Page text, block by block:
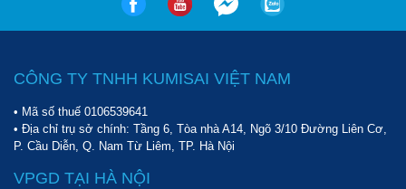
CÔNG TY TNHH KUMISAI VIỆT NAM
• Mã số thuế 0106539641
• Địa chỉ trụ sở chính: Tầng 6, Tòa nhà A14, Ngõ 3/10 Đường Liên Cơ,
P. Cầu Diễn, Q. Nam Từ Liêm, TP. Hà Nội
VPGD TẠI HÀ NỘI